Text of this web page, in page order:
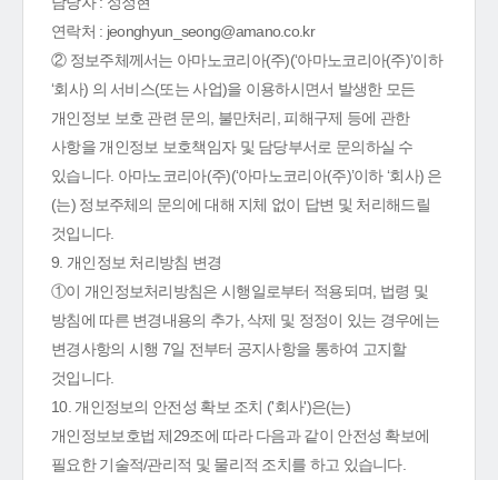
연락처 : jeonghyun_seong@amano.co.kr
② 정보주체께서는 아마노코리아(주)(‘아마노코리아(주)’이하
‘회사) 의 서비스(또는 사업)을 이용하시면서 발생한 모든
개인정보 보호 관련 문의, 불만처리, 피해구제 등에 관한
사항을 개인정보 보호책임자 및 담당부서로 문의하실 수
있습니다. 아마노코리아(주)(‘아마노코리아(주)’이하 ‘회사) 은
(는) 정보주체의 문의에 대해 지체 없이 답변 및 처리해드릴
것입니다.
9. 개인정보 처리방침 변경
①이 개인정보처리방침은 시행일로부터 적용되며, 법령 및
방침에 따른 변경내용의 추가, 삭제 및 정정이 있는 경우에는
변경사항의 시행 7일 전부터 공지사항을 통하여 고지할
것입니다.
10. 개인정보의 안전성 확보 조치 ('회사')은(는)
개인정보보호법 제29조에 따라 다음과 같이 안전성 확보에
필요한 기술적/관리적 및 물리적 조치를 하고 있습니다.